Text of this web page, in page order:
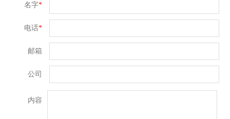
名字*
电话*
邮箱
公司
内容